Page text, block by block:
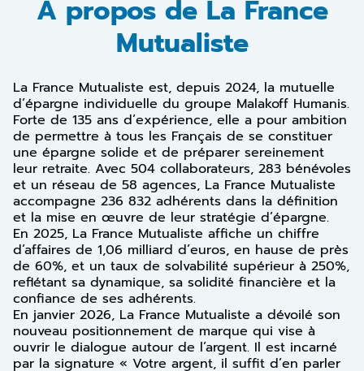
À propos de La France
Mutualiste
La France Mutualiste est, depuis 2024, la mutuelle
d’épargne individuelle du groupe Malakoff Humanis.
Forte de 135 ans d’expérience, elle a pour ambition
de permettre à tous les Français de se constituer
une épargne solide et de préparer sereinement
leur retraite. Avec 504 collaborateurs, 283 bénévoles
et un réseau de 58 agences, La France Mutualiste
accompagne 236 832 adhérents dans la définition
et la mise en œuvre de leur stratégie d’épargne.
En 2025, La France Mutualiste affiche un chiffre
d’affaires de 1,06 milliard d’euros, en hause de près
de 60%, et un taux de solvabilité supérieur à 250%,
reflétant sa dynamique, sa solidité financière et la
confiance de ses adhérents.
En janvier 2026, La France Mutualiste a dévoilé son
nouveau positionnement de marque qui vise à
ouvrir le dialogue autour de l’argent. Il est incarné
par la signature « Votre argent, il suffit d’en parler